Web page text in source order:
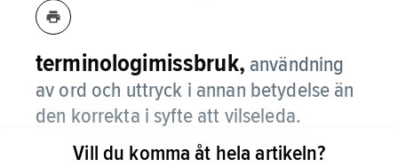
terminologimissbruk, användning
av ord och uttryck i annan betydelse än
den korrekta i syfte att vilseleda.
Terminologimissbruk är enligt
Vill du komma åt hela artikeln?